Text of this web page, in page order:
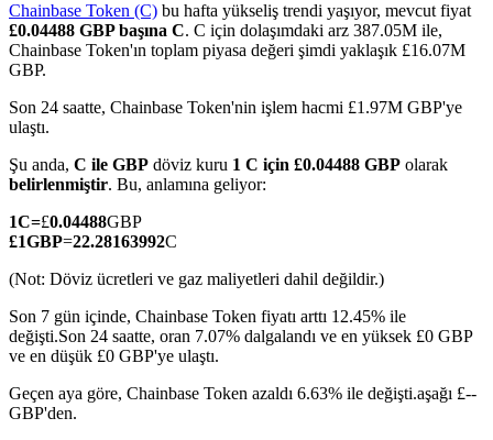
COIN-M Vadeli İşlemleri
Kripto Para Vadeli İşlemleri
Hisse senetleri, döviz, değerli metaller ve emtia türevleri
USDC Vadeli İşlemleri
Chainbase Token (C) bu hafta yükseliş trendi yaşıyor, mevcut fiyat
£0.04488 GBP başına C. C için dolaşımdaki arz 387.05M ile,
Chainbase Token'ın toplam piyasa değeri şimdi yaklaşık £16.07M
GBP.
Son 24 saatte, Chainbase Token'nin işlem hacmi £1.97M GBP'ye
ulaştı.
Şu anda, C ile GBP döviz kuru 1 C için £0.04488 GBP olarak
belirlenmiştir. Bu, anlamına geliyor:
1C=£0.04488GBP
£1GBP=22.28163992C
(Not: Döviz ücretleri ve gaz maliyetleri dahil değildir.)
Son 7 gün içinde, Chainbase Token fiyatı arttı 12.45% ile
değişti.Son 24 saatte, oran 7.07% dalgalandı ve en yüksek £0 GBP
ve en düşük £0 GBP'ye ulaştı.
Geçen aya göre, Chainbase Token azaldı 6.63% ile değişti.aşağı £--
GBP'den.